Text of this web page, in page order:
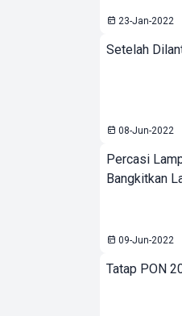
23-Jan-2022
Setelah
08-Jun-2022
Percasi
Bangkitkan
09-Jun-2022
Tatap PON